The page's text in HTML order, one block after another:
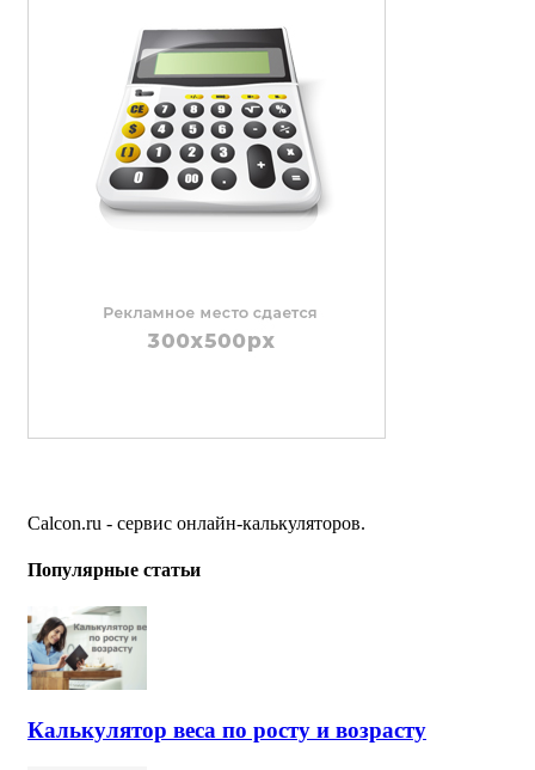
Calcon.ru - сервис онлайн-калькуляторов.
Популярные статьи
Калькулятор веса по росту и возрасту